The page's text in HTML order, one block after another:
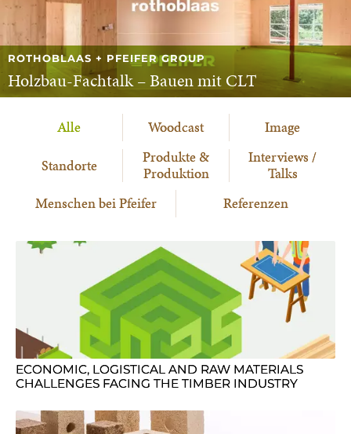
ROTHOBLAAS + PFEIFER GROUP
Holzbau-Fachtalk – Bauen mit CLT
Alle Woodcast Image
Standorte
Produkte &
Produktion
Interviews /
Talks
Menschen bei Pfeifer
Referenzen
ECONOMIC, LOGISTICAL AND RAW MATERIALS
CHALLENGES FACING THE TIMBER INDUSTRY